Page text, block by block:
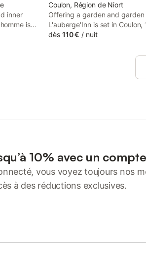
inner
is
Train
Coulon, Région de Niort
Offering a garden and garden
L'auberge'Inn is set in Coulon,
Niort Train Station and 14 km
Moulin du Roc and offers
dès 110 € / nuit
10% avec un compte
vous voyez toujours nos
à des réductions exclusives.